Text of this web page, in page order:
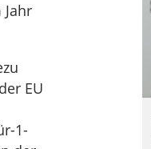
EU
1-